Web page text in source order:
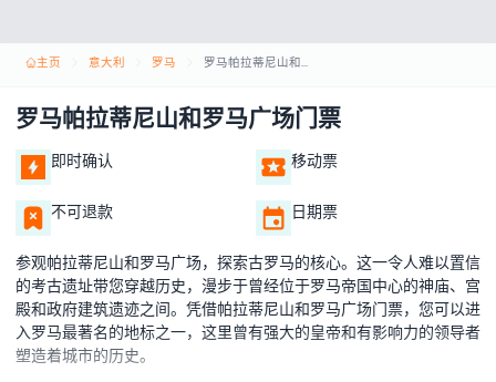
主页 意大利 罗马 罗马帕拉蒂尼山和罗马广场门票
罗马帕拉蒂尼山和罗马广场门票
即时确认 移动票
不可退款 日期票
参观帕拉蒂尼山和罗马广场，探索古罗马的核心。这一令人难以置信
的考古遗址带您穿越历史，漫步于曾经位于罗马帝国中心的神庙、宫
殿和政府建筑遗迹之间。凭借帕拉蒂尼山和罗马广场门票，您可以进
入罗马最著名的地标之一，这里曾有强大的皇帝和有影响力的领导者
塑造着城市的历史。